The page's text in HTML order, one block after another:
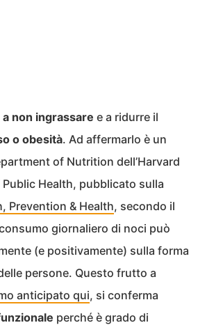
non ingrassare e a ridurre il
o obesità. Ad affermarlo è un
of Nutrition dell’Harvard
Health, pubblicato sulla
Prevention & Health, secondo il
giornaliero di noci può
(e positivamente) sulla forma
persone. Questo frutto a
anticipato qui, si conferma
perché è grado di